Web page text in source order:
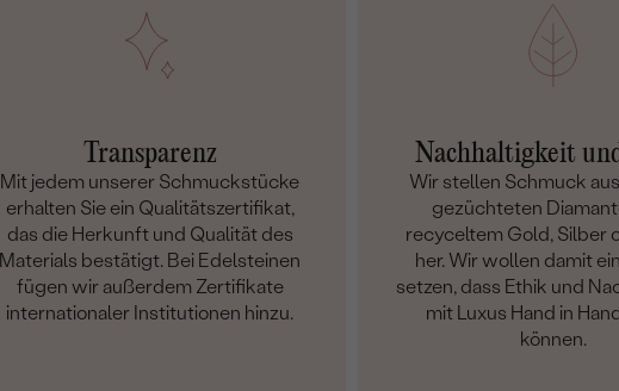
Transparenz
Mit jedem unserer Schmuckstücke
erhalten Sie ein Qualitätszertifikat,
das die Herkunft und Qualität des
Materials bestätigt. Bei Edelsteinen
fügen wir außerdem Zertifikate
internationaler Institutionen hinzu.
Nachhaltigkeit
Wir stellen Schmuck
gezüchteten
recyceltem Gold, Silber
her. Wir wollen damit
setzen, dass Ethik und
mit Luxus Hand in
können.